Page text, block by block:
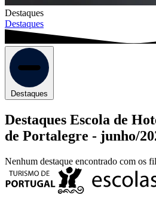
Destaques
Destaques
Destaques
Destaques Escola de
de Portalegre - junho/
Nenhum destaque encontrado com os